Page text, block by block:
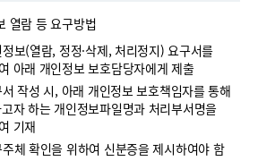
열람 등 요구방법
보(열람, 정정·삭제, 처리정지) 요구서를
아래 개인정보 보호담당자에게 제출
작성 시, 아래 개인정보 보호책임자를 통해
자 하는 개인정보파일명과 처리부서명을
기재
체 확인을 위하여 신분증을 제시하여야 함